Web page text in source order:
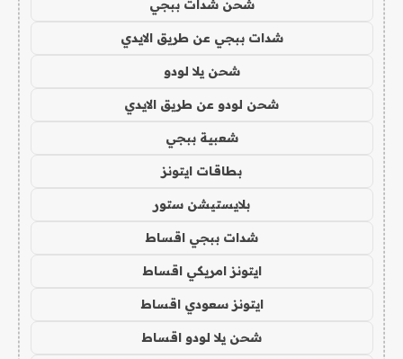
شحن شدات ببجي
شدات ببجي عن طريق الايدي
شحن يلا لودو
شحن لودو عن طريق الايدي
شعبية ببجي
بطاقات ايتونز
بلايستيشن ستور
شدات ببجي اقساط
ايتونز امريكي اقساط
ايتونز سعودي اقساط
شحن يلا لودو اقساط